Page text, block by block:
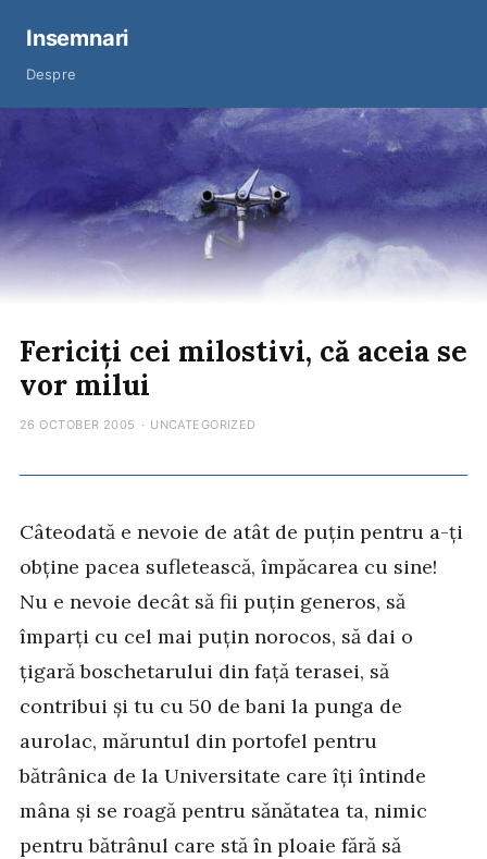
Insemnari
Despre
Fericiți cei milostivi, că aceia se
vor milui
26 OCTOBER 2005 · UNCATEGORIZED
Câteodată e nevoie de atât de puțin pentru a-ți
obține pacea sufletească, împăcarea cu sine!
Nu e nevoie decât să fii puțin generos, să
împarți cu cel mai puțin norocos, să dai o
țigară boschetarului din față terasei, să
contribui și tu cu 50 de bani la punga de
aurolac, măruntul din portofel pentru
bătrânica de la Universitate care îți întinde
mâna și se roagă pentru sănătatea ta, nimic
pentru bătrânul care stă în ploaie fără să